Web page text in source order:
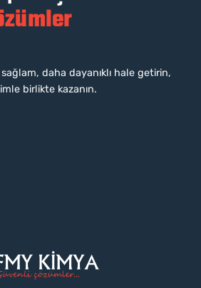
daha dayanıklı hale getirin,
birlikte kazanın.